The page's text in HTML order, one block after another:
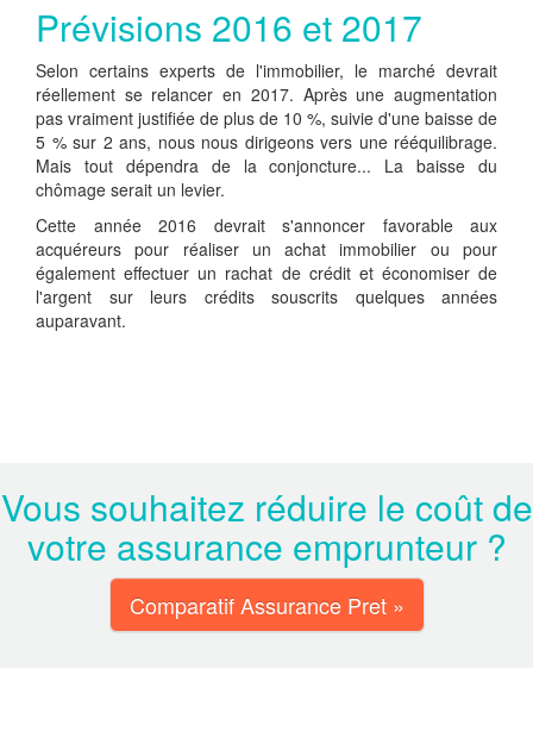
Prévisions 2016 et 2017
Selon certains experts de l'immobilier, le marché devrait
réellement se relancer en 2017. Après une augmentation
pas vraiment justifiée de plus de 10 %, suivie d'une baisse de
5 % sur 2 ans, nous nous dirigeons vers une rééquilibrage.
Mais tout dépendra de la conjoncture... La baisse du
chômage serait un levier.
Cette année 2016 devrait s'annoncer favorable aux
acquéreurs pour réaliser un achat immobilier ou pour
également effectuer un rachat de crédit et économiser de
l'argent sur leurs crédits souscrits quelques années
auparavant.
Vous souhaitez réduire le coût de
votre assurance emprunteur ?
Comparatif Assurance Pret »